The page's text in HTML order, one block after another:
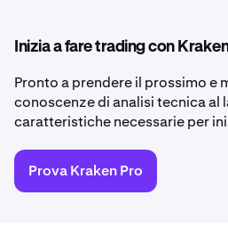
Inizia a fare trading con
Pronto a prendere il prossimo e
conoscenze di analisi tecnica al
caratteristiche necessarie per
Prova Kraken Pro